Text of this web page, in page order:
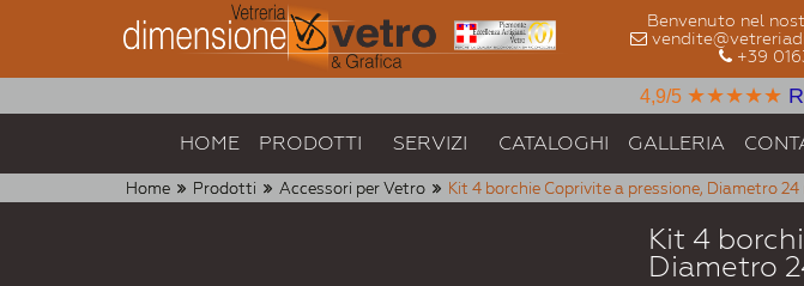
Benvenuto nel
+39
4,9/5 ★★★★★
HOME PRODOTTI SERVIZI CATALOGHI GALLERIA
Home Prodotti Accessori per Vetro Kit 4 borchie Coprivite a pressione, Diametro 24
Kit 4
Diametro